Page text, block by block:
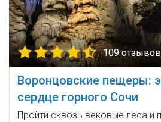
109 отзывов
Воронцовские пещеры:
сердце горного Сочи
Пройти сквозь вековые леса и